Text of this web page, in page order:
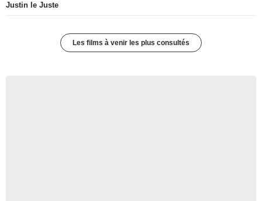
Justin le Juste
Les films à venir les plus consultés